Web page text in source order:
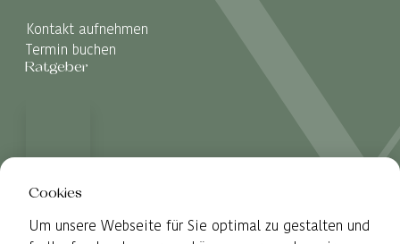
Kontakt aufnehmen
Termin buchen
Ratgeber
Cookies
Um unsere Webseite für Sie optimal zu gestalten und